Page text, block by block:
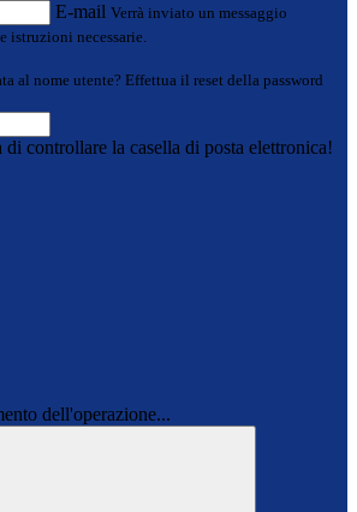
E-mail Verrà inviato un messaggio
istruzioni necessarie.
al nome utente? Effettua il reset della password
controllare la casella di posta elettronica!
dell'operazione...